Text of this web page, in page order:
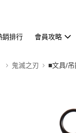
銷排行 會員攻略
鬼滅之刃 ■文具/